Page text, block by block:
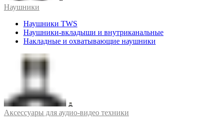
Наушники
Наушники TWS
Наушники-вкладыши и внутриканальные
Накладные и охватывающие наушники
Аксессуары для аудио-видео техники